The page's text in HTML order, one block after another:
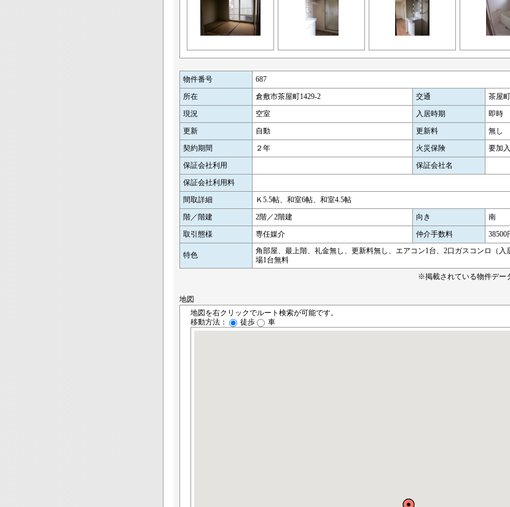
物件番号
687
所在
倉敷市茶屋町1429-2 交通
茶屋
現況
空室 入居時期
即時
更新
自動 更新料
無し
契約期間
２年 火災保険
要加入
保証会社利用
保証会社名
保証会社利用料
間取詳細
Ｋ5.5帖、和室6帖、和室4.5帖
階／階建
2階／2階建 向き
南
取引態様
専任媒介 仲介手数料 38500
特色
角部屋、最上階、礼金無し、更新料無し、エアコン1台、2口ガスコンロ（
場1台無料
※掲載されている物件デー
地図
地図を右クリックでルート検索が可能です。
移動方法：
徒歩 車